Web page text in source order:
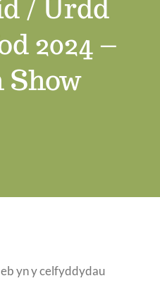
/ Urdd
2024 –
yn y celfyddydau